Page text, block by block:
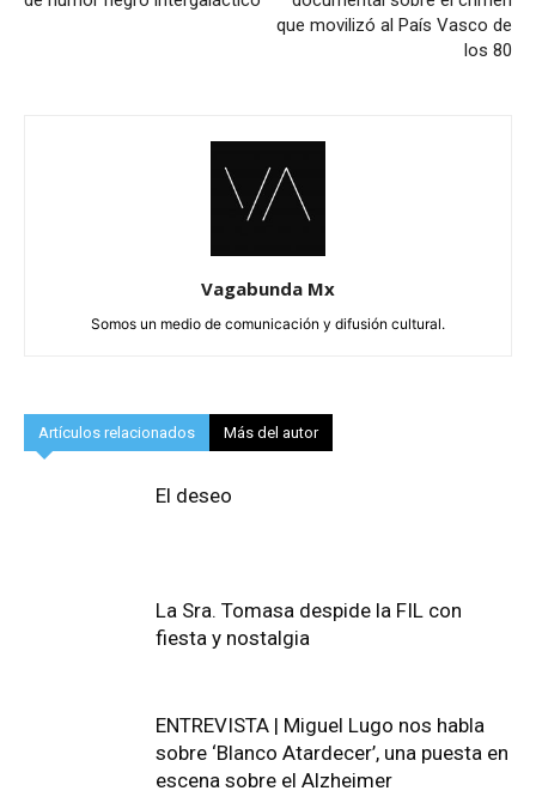
que movilizó al País Vasco de
los 80
Vagabunda Mx
Somos un medio de comunicación y difusión cultural.
Artículos relacionados Más del autor
El deseo
La Sra. Tomasa despide la FIL con
fiesta y nostalgia
ENTREVISTA | Miguel Lugo nos habla
sobre ‘Blanco Atardecer’, una puesta en
escena sobre el Alzheimer